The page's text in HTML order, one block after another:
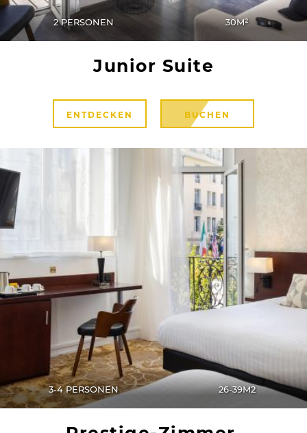
2 PERSONEN 30M²
Junior Suite
ENTDECKEN BUCHEN
3-4 PERSONEN 26-39M2